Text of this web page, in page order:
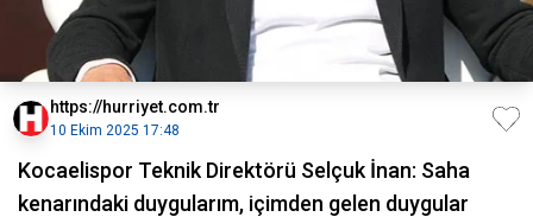
https://hurriyet.com.tr
10 Ekim 2025 17:48
Kocaelispor Teknik Direktörü Selçuk İnan: Saha
kenarındaki duygularım, içimden gelen duygular